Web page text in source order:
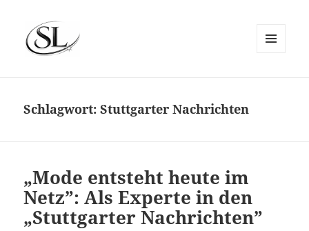
Schlagwort:Stuttgarter Nachrichten
„Mode entsteht heute im
Netz”: Als Experte in den
„Stuttgarter Nachrichten”